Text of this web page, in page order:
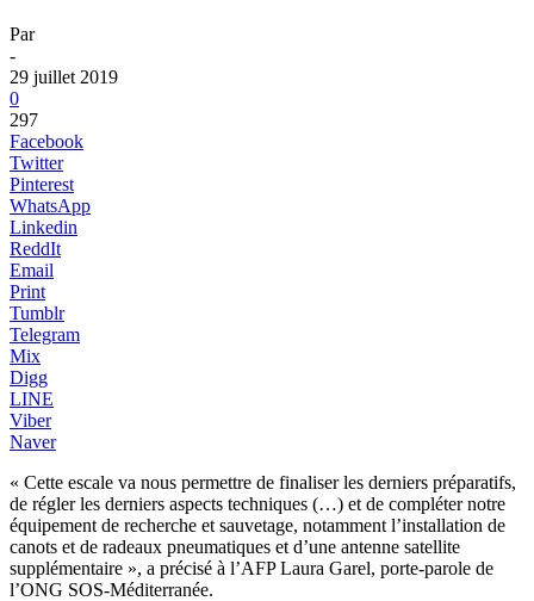
Par
-
29 juillet 2019
0
297
Facebook
Twitter
Pinterest
WhatsApp
Linkedin
ReddIt
Email
Print
Tumblr
Telegram
Mix
Digg
LINE
Viber
Naver
« Cette escale va nous permettre de finaliser les derniers préparatifs,
de régler les derniers aspects techniques (…) et de compléter notre
équipement de recherche et sauvetage, notamment l’installation de
canots et de radeaux pneumatiques et d’une antenne satellite
supplémentaire », a précisé à l’AFP Laura Garel, porte-parole de
l’ONG SOS-Méditerranée.